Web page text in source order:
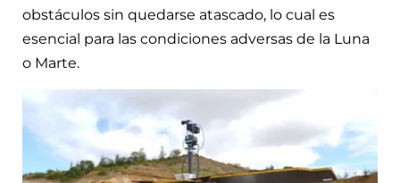
obstáculos sin quedarse atascado, lo cual es
esencial para las condiciones adversas de la Luna
o Marte.